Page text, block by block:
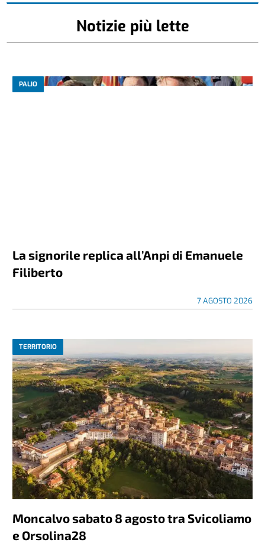
Notizie più lette
PALIO
La signorile replica all’Anpi di Emanuele
Filiberto
7 AGOSTO 2026
TERRITORIO
Moncalvo sabato 8 agosto tra Svicoliamo
e Orsolina28